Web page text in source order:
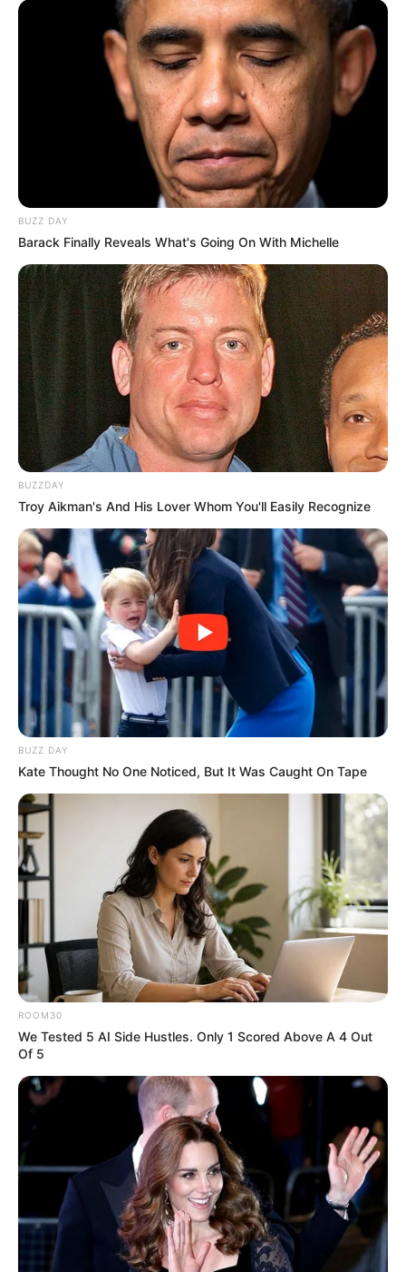
BUZZ DAY
Barack Finally Reveals What's Going On With Michelle
BUZZDAY
Troy Aikman's And His Lover Whom You'll Easily Recognize
BUZZ DAY
Kate Thought No One Noticed, But It Was Caught On Tape
ROOM30
We Tested 5 AI Side Hustles. Only 1 Scored Above A 4 Out
Of 5